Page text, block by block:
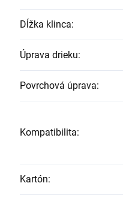
Dĺžka klinca:
Úprava drieku:
Povrchová úprava:
Kompatibilita:
Kartón: